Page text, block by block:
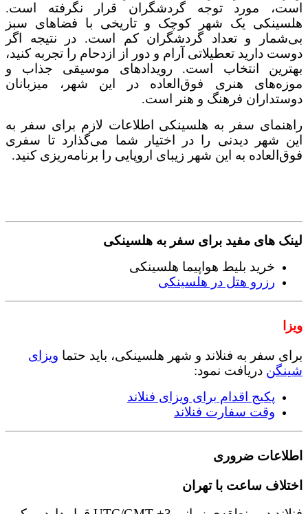
است، مورد توجه گردشگران قرار نگرفته است.
هلسینکی یک شهر کوچک و تاریخی با فضاهای سبز
بی‌شمار و تعداد گردشگران کم است. در نتیجه اگر
دوست دارید تعطیلاتی آرام و دور از ازدحام را تجربه کنید،
بهترین انتخاب است. رویدادهای موسیقی جذاب و
موزه‌های هنری فوق‌العاده در این شهر، میزبانان
دوستداران فرهنگ و هنر است.
راهنمای سفر به هلسینکی اطلاعات لازم برای سفر به
این شهر دیدنی را در اختیار شما می‌گذارد تا سفری
فوق‌العاده به این شهر زیبای اروپایی را برنامه‌ریزی کنید.
لینک های مفید برای سفر به هلسینکی
خرید بلیط هواپیما هلسینکی
رزرو هتل در هلسینکی
ویزا
برای سفر به فنلاند و شهر هلسینکی، باید حتما ویزای
شینگن دریافت نمود:
پکیج اقدام برای ویزای فنلاند
وقت سفارت فنلاند
اطلاعات ضروری
اختلاف ساعت با تهران